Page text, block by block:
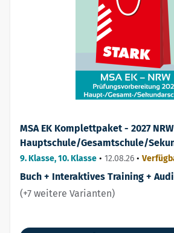
MSA EK Komplettpaket - 2027
Hauptschule/Gesamtschule/
Prüfungsvorbereitung
9. Klasse, 10. Klasse • 12.08.26 •
Buch + Interaktives Training +
(+7 weitere Varianten)